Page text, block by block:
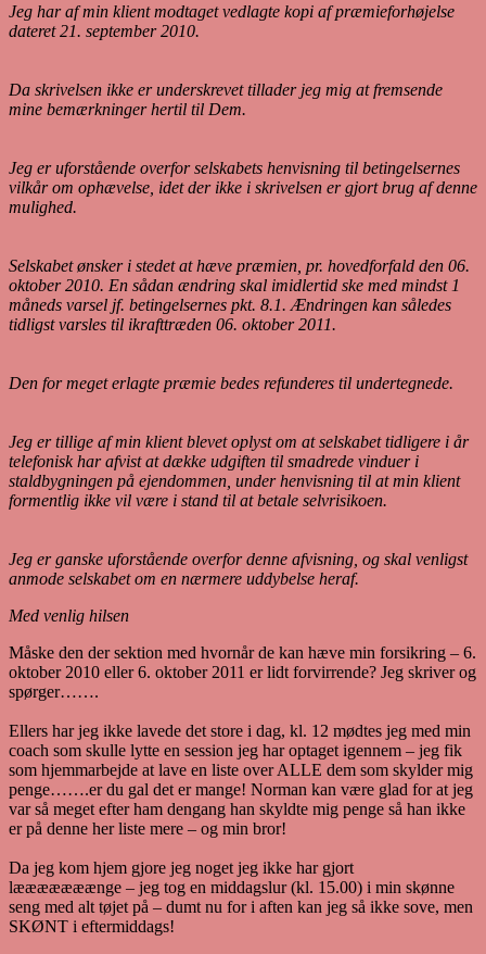
Jeg har af min klient modtaget vedlagte kopi af præmieforhøjelse
dateret 21. september 2010.
Da skrivelsen ikke er underskrevet tillader jeg mig at fremsende
mine bemærkninger hertil til Dem.
Jeg er uforstående overfor selskabets henvisning til betingelsernes
vilkår om ophævelse, idet der ikke i skrivelsen er gjort brug af denne
mulighed.
Selskabet ønsker i stedet at hæve præmien, pr. hovedforfald den 06.
oktober 2010. En sådan ændring skal imidlertid ske med mindst 1
måneds varsel jf. betingelsernes pkt. 8.1. Ændringen kan således
tidligst varsles til ikrafttræden 06. oktober 2011.
Den for meget erlagte præmie bedes refunderes til undertegnede.
Jeg er tillige af min klient blevet oplyst om at selskabet tidligere i år
telefonisk har afvist at dække udgiften til smadrede vinduer i
staldbygningen på ejendommen, under henvisning til at min klient
formentlig ikke vil være i stand til at betale selvrisikoen.
Jeg er ganske uforstående overfor denne afvisning, og skal venligst
anmode selskabet om en nærmere uddybelse heraf.
Med venlig hilsen
Måske den der sektion med hvornår de kan hæve min forsikring – 6.
oktober 2010 eller 6. oktober 2011 er lidt forvirrende? Jeg skriver og
spørger…….
Ellers har jeg ikke lavede det store i dag, kl. 12 mødtes jeg med min
coach som skulle lytte en session jeg har optaget igennem – jeg fik
som hjemmarbejde at lave en liste over ALLE dem som skylder mig
penge…….er du gal det er mange! Norman kan være glad for at jeg
var så meget efter ham dengang han skyldte mig penge så han ikke
er på denne her liste mere – og min bror!
Da jeg kom hjem gjore jeg noget jeg ikke har gjort
lææææææænge – jeg tog en middagslur (kl. 15.00) i min skønne
seng med alt tøjet på – dumt nu for i aften kan jeg så ikke sove, men
SKØNT i eftermiddags!